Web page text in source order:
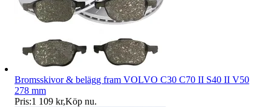
Bromsskivor & belägg fram VOLVO C30 C70 II S40 II V50
278 mm
Pris:1 109 kr,Köp nu.